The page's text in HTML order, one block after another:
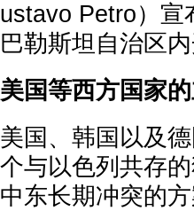
ustavo Petro）宣
巴勒斯坦自治区内
美国等西方国家
美国、韩国以及
个与以色列共存
中东长期冲突的